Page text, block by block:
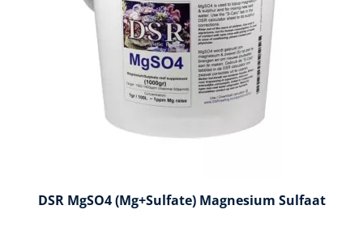
DSR MgSO4 (Mg+Sulfate) Magnesium Sulfaat